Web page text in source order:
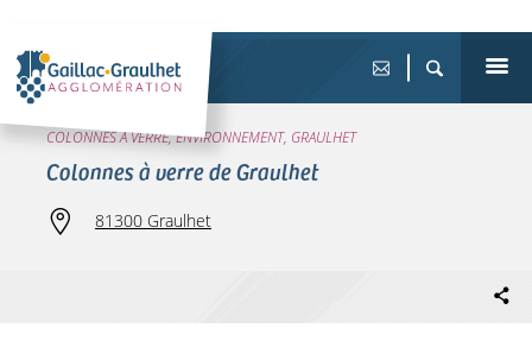
COLONNES À VERRE, ENVIRONNEMENT, GRAULHET
Colonnes à verre de Graulhet
81300 Graulhet